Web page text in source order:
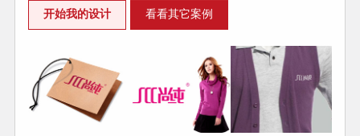
开始我的设计 看看其它案例